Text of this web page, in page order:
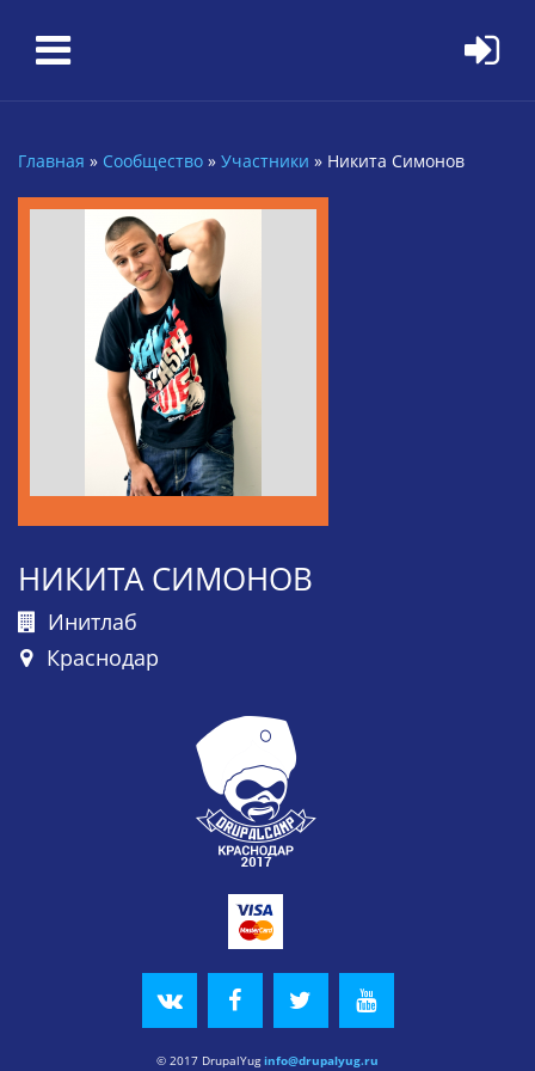
Вы здесь
Главная » Сообщество » Участники » Никита Симонов
НИКИТА СИМОНОВ
Инитлаб
Краснодар
© 2017 DrupalYuginfo@drupalyug.ru